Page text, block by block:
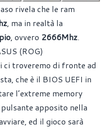
rivela che le ram
, ma in realtà la
, ovvero 2666Mhz.
(ROG)
ci troveremo di fronte ad
che è il BIOS UEFI in
l’extreme memory
apposito nella
ed il gioco sarà